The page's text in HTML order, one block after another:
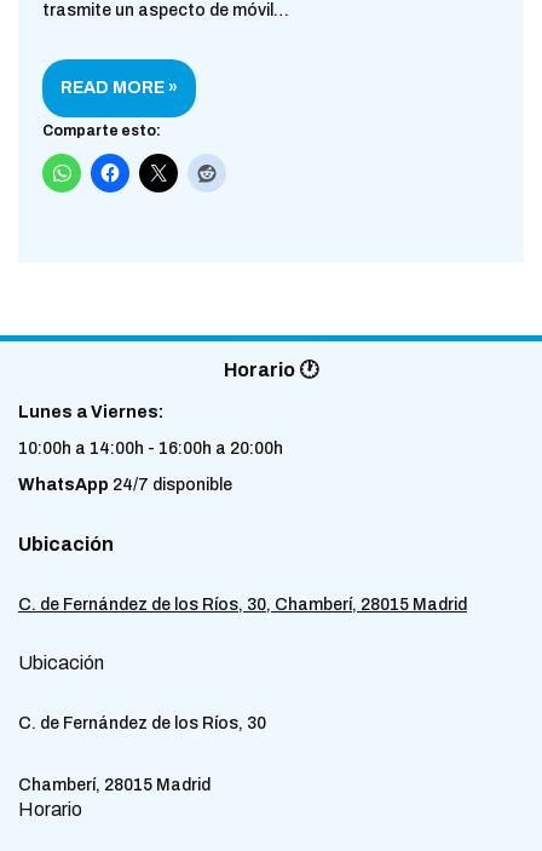
trasmite un aspecto de móvil…
READ MORE »
Comparte esto:
Horario 🕐
Lunes a Viernes:
10:00h a 14:00h - 16:00h a 20:00h
WhatsApp 24/7 disponible
Ubicación
C. de Fernández de los Ríos, 30, Chamberí, 28015 Madrid
Ubicación
C. de Fernández de los Ríos, 30
Chamberí, 28015 Madrid
Horario